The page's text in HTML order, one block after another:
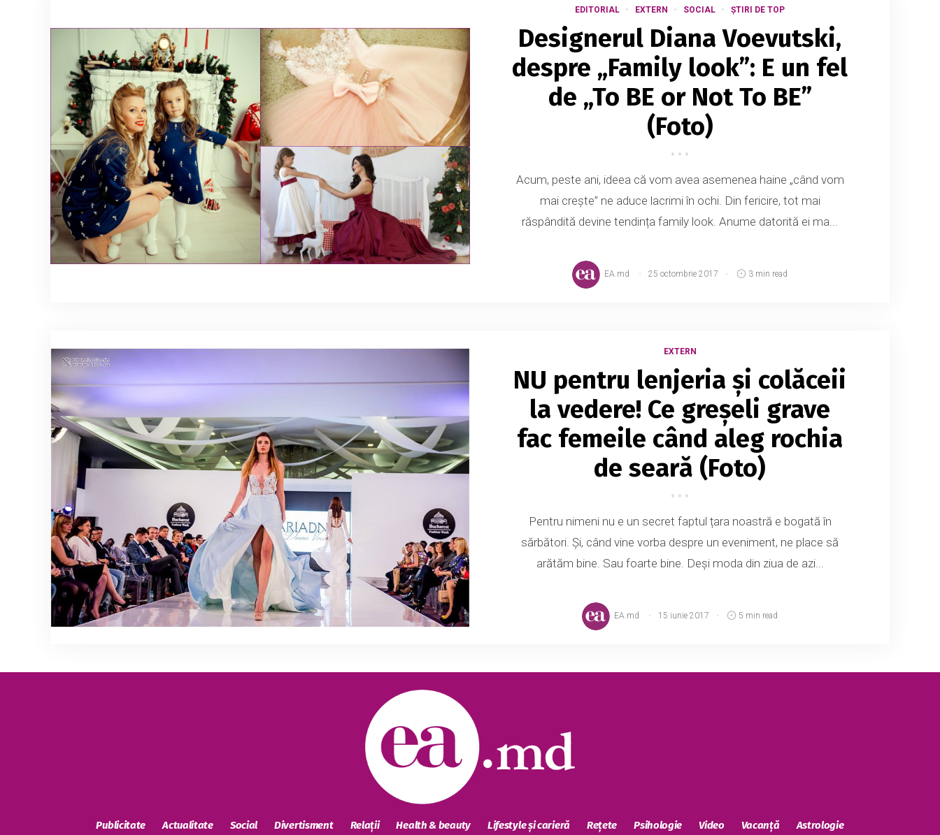
EDITORIAL EXTERN SOCIAL ȘTIRI DE TOP
Designerul Diana Voevutski,
despre „Family look”: E un fel
de „To BE or Not To BE”
(Foto)
Acum, peste ani, ideea că vom avea asemenea haine „când vom
mai creşte” ne aduce lacrimi în ochi. Din fericire, tot mai
răspândită devine tendința family look. Anume datorită ei ma...
EA.md 25 octombrie 2017 3 min read
EXTERN
NU pentru lenjeria și colăceii
la vedere! Ce greșeli grave
fac femeile când aleg rochia
de seară (Foto)
Pentru nimeni nu e un secret faptul țara noastră e bogată în
sărbători. Și, când vine vorba despre un eveniment, ne place să
arătăm bine. Sau foarte bine. Deşi moda din ziua de azi...
EA.md 15 iunie 2017 5 min read
Publicitate Actualitate Social Divertisment Relații Health & beauty Lifestyle și carieră Rețete Psihologie Video Vacanță Astrologie